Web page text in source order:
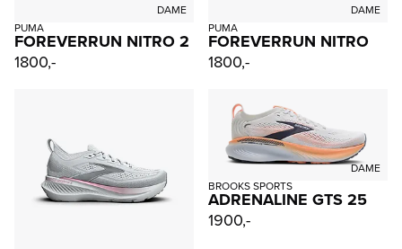
DAME
PUMA
FOREVERRUN NITRO 2
1800,-
DAME
PUMA
FOREVERRUN NITRO
1800,-
DAME
BROOKS SPORTS
ADRENALINE GTS 25
1900,-